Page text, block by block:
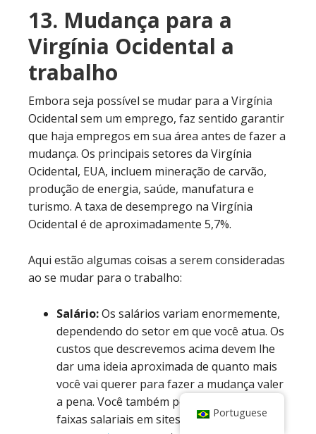
13. Mudança para a
Virgínia Ocidental a
trabalho
Embora seja possível se mudar para a Virgínia
Ocidental sem um emprego, faz sentido garantir
que haja empregos em sua área antes de fazer a
mudança. Os principais setores da Virgínia
Ocidental, EUA, incluem mineração de carvão,
produção de energia, saúde, manufatura e
turismo. A taxa de desemprego na Virgínia
Ocidental é de aproximadamente 5,7%.
Aqui estão algumas coisas a serem consideradas
ao se mudar para o trabalho:
Salário:Os salários variam enormemente,
dependendo do setor em que você atua. Os
custos que descrevemos acima devem lhe
dar uma ideia aproximada de quanto mais
você vai querer para fazer a mudança valer
a pena. Você também pode verificar as
faixas salariais em sites como Escala de
Portuguese